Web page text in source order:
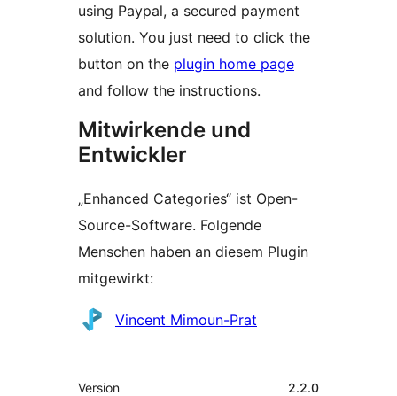
using Paypal, a secured payment
solution. You just need to click the
button on the plugin home page
and follow the instructions.
Mitwirkende und
Entwickler
„Enhanced Categories“ ist Open-
Source-Software. Folgende
Menschen haben an diesem Plugin
mitgewirkt:
Mitwirkende
Vincent Mimoun-Prat
Meta
Version 2.2.0